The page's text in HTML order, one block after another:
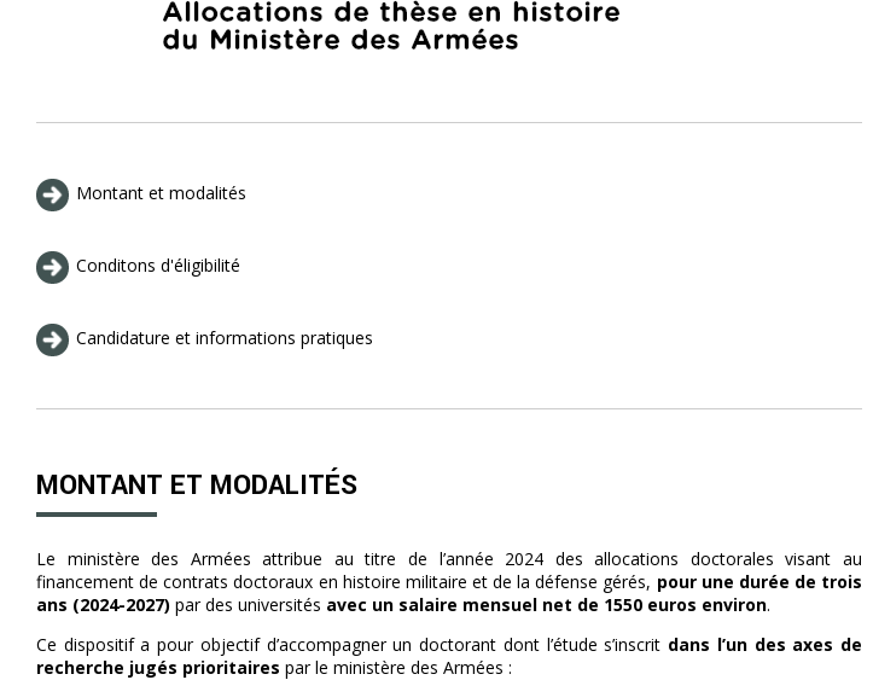
Montant et modalités
Conditons d'éligibilité
Candidature et informations pratiques
MONTANT ET MODALITÉS
Le ministère des Armées attribue au titre de l’année 2024 des allocations doctorales visant au
financement de contrats doctoraux en histoire militaire et de la défense gérés, pour une durée de trois
ans (2024-2027) par des universités avec un salaire mensuel net de 1550 euros environ.
Ce dispositif a pour objectif d’accompagner un doctorant dont l’étude s’inscrit dans l’un des axes de
recherche jugés prioritaires par le ministère des Armées :